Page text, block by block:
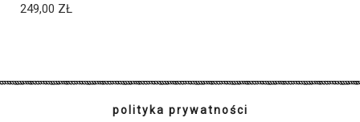
249,00 ZŁ
polityka prywatności